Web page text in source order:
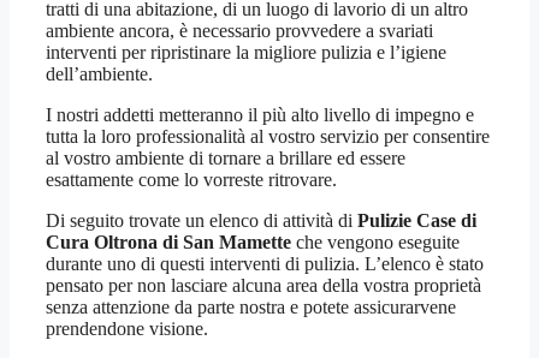
tratti di una abitazione, di un luogo di lavorio di un altro
ambiente ancora, è necessario provvedere a svariati
interventi per ripristinare la migliore pulizia e l’igiene
dell’ambiente.
I nostri addetti metteranno il più alto livello di impegno e
tutta la loro professionalità al vostro servizio per consentire
al vostro ambiente di tornare a brillare ed essere
esattamente come lo vorreste ritrovare.
Di seguito trovate un elenco di attività di Pulizie Case di
Cura Oltrona di San Mamette che vengono eseguite
durante uno di questi interventi di pulizia. L’elenco è stato
pensato per non lasciare alcuna area della vostra proprietà
senza attenzione da parte nostra e potete assicurarvene
prendendone visione.